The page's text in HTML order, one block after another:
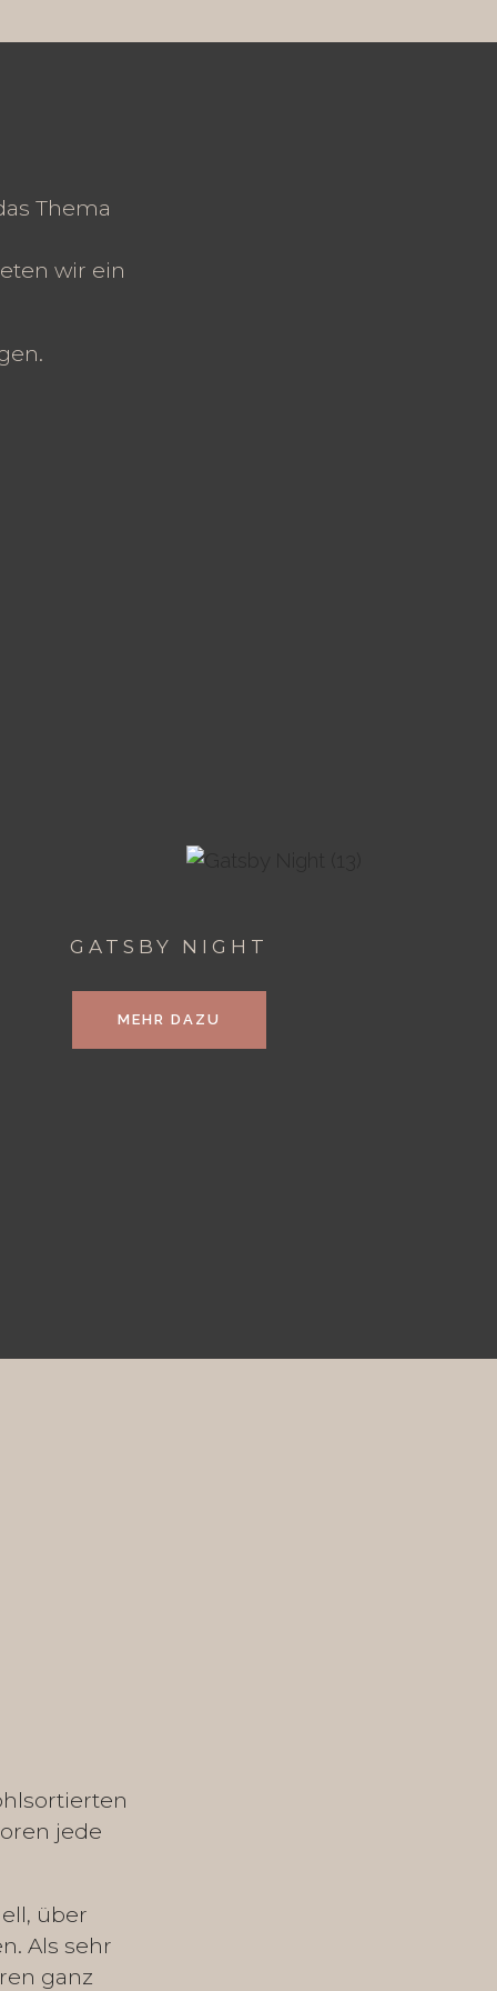
Thema
wir ein
GATSBY NIGHT
MEHR DAZU
jede
über
Als sehr
ganz